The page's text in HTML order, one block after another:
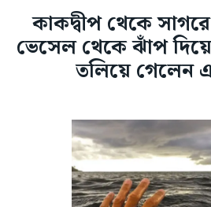
কাকদ্বীপ থেকে
ভেসেল থেকে ঝাঁপ দিয়ে
তলিয়ে গেলেন